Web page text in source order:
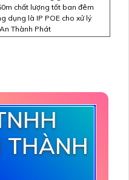
chất lượng tốt ban đêm
dụng là IP POE cho xử lý
Thành Phát
THÀNH